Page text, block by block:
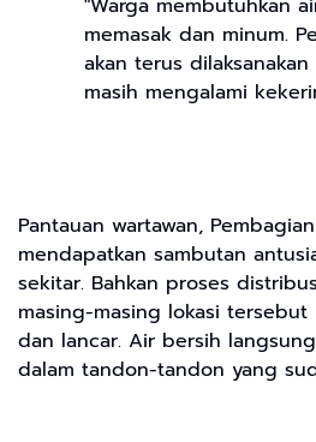
"Warga membutuhkan
memasak dan minum.
akan terus
masih mengalami
Pantauan wartawan,
mendapatkan sambutan
sekitar. Bahkan proses
masing-masing lokasi
dan lancar. Air bersih
dalam tandon-tandon yang